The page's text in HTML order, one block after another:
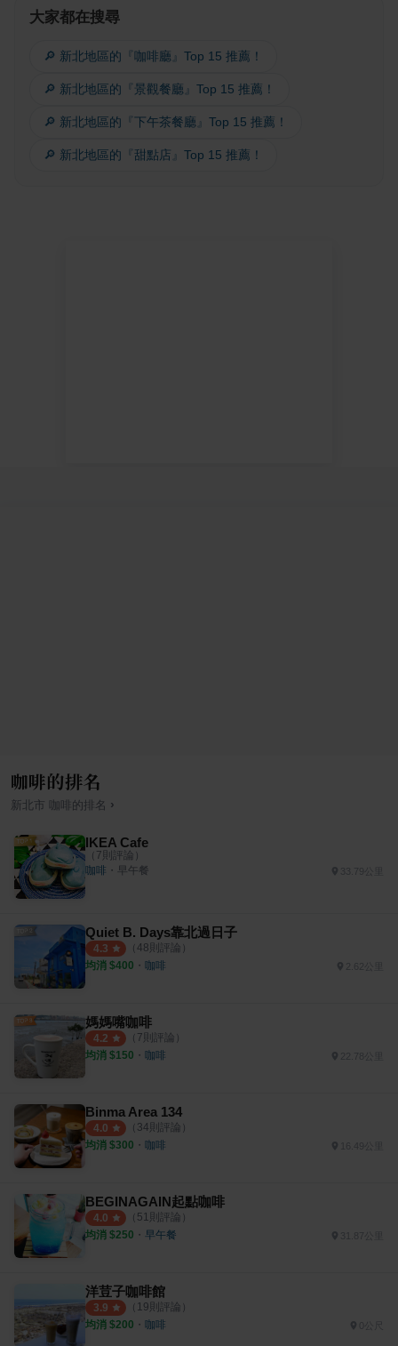
大家都在搜尋
🔎 新北地區的『咖啡廳』Top 15 推薦！
🔎 新北地區的『景觀餐廳』Top 15 推薦！
🔎 新北地區的『下午茶餐廳』Top 15 推薦！
🔎 新北地區的『甜點店』Top 15 推薦！
咖啡的排名
新北市 咖啡 的排名 ›
IKEA Cafe
（ 7則評論）
咖啡 ・ 早午餐
Quiet B. Days靠北過日子
4.3 （ 48則評論）
均消 $400 ・ 咖啡
媽媽嘴咖啡
4.2 （ 7則評論）
均消 $150 ・ 咖啡
Binma Area 134
4.0 （ 34則評論）
均消 $300 ・ 咖啡 16.49公里
BEGINAGAIN起點咖啡
4.0 （ 51則評論）
均消 $250 ・ 早午餐
洋荳子咖啡館
3.9 （ 19則評論）
均消 $200 ・ 咖啡